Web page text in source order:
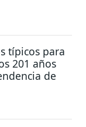
típicos para
201 años
de